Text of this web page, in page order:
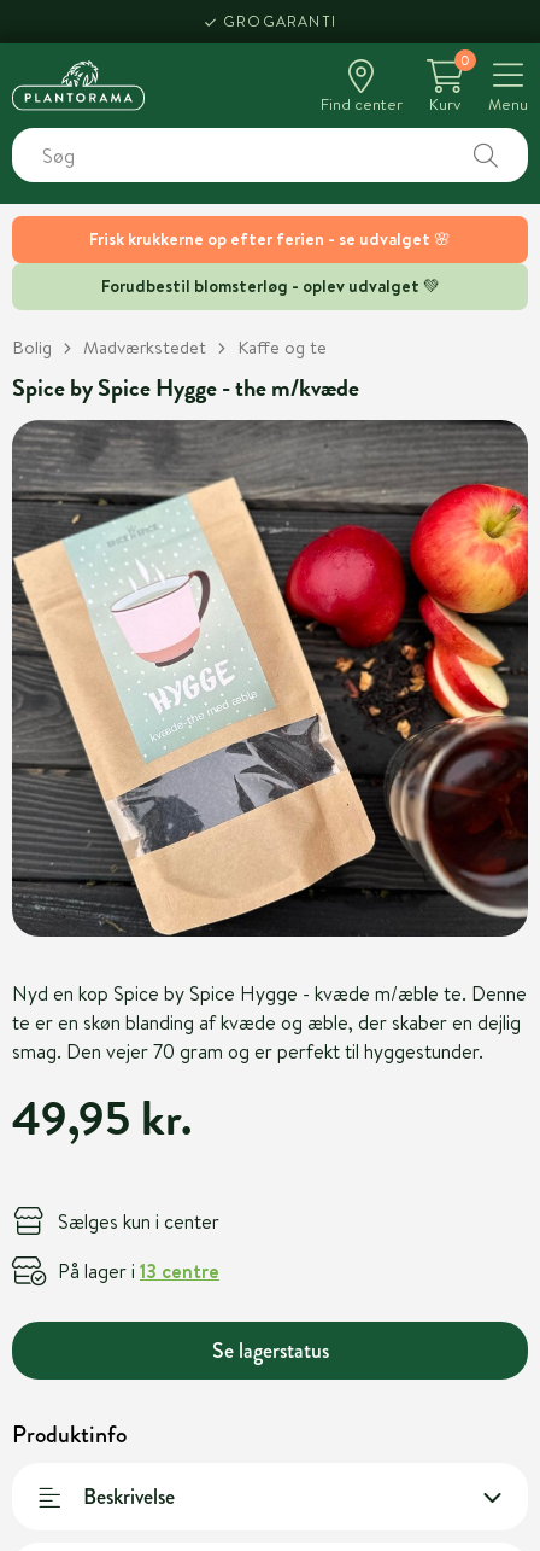
Frisk krukkerne op efter ferien - se udvalget 🌸
Forudbestil blomsterløg - oplev udvalget 💚
GROGARANTI
Find center
0
Kurv
Menu
Bolig Madværkstedet Kaffe og te
Spice by Spice Hygge - the m/kvæde
Nyd en kop Spice by Spice Hygge - kvæde m/æble te. Denne
te er en skøn blanding af kvæde og æble, der skaber en dejlig
smag. Den vejer 70 gram og er perfekt til hyggestunder.
49,95 kr.
Sælges kun i center
På lager i 13 centre
Se lagerstatus
Produktinfo
Beskrivelse